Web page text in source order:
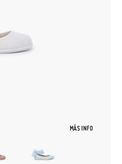
MÁS INFO